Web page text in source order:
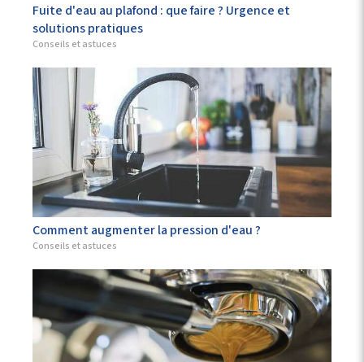
Fuite d'eau au plafond : que faire ? Urgence et
solutions pratiques
Conseils et astuces
Comment augmenter la pression d'eau ?
Conseils et astuces